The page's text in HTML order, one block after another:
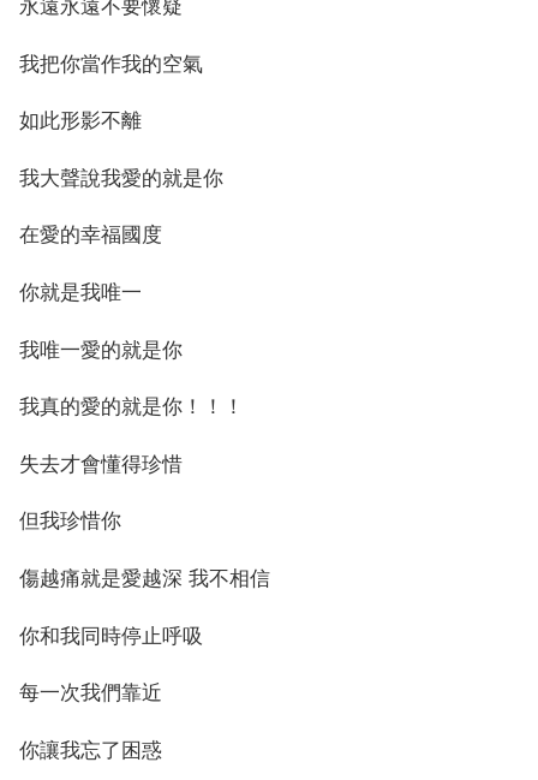
永遠永遠不要懷疑
我把你當作我的空氣
如此形影不離
我大聲說我愛的就是你
在愛的幸福國度
你就是我唯一
我唯一愛的就是你
我真的愛的就是你！！！
失去才會懂得珍惜
但我珍惜你
傷越痛就是愛越深 我不相信
你和我同時停止呼吸
每一次我們靠近
你讓我忘了困惑